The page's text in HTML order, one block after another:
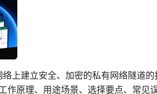
上建立安全、加密的私有网络隧道
作原理、用途场景、选择要点、常见